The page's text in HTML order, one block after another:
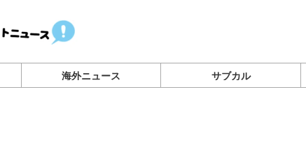
海外ニュース サブカル